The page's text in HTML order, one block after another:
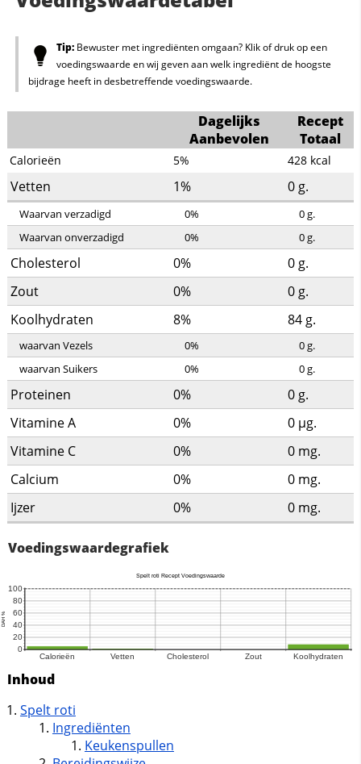
Tip:Bewuster met ingrediënten omgaan? Klik of druk op een
voedingswaarde en wij geven aan welk ingrediënt de hoogste
bijdrage heeft in desbetreffende voedingswaarde.
Dagelijks
Aanbevolen
Recept
Totaal
Calorieën 5% 428 kcal
Vetten 1% 0 g.
Waarvan verzadigd 0% 0g.
Waarvan onverzadigd
0% 0g.
Cholesterol 0% 0 g.
Zout
0% 0 g.
Koolhydraten
8% 84 g.
waarvan Vezels 0% 0g.
waarvan Suikers
0% 0g.
Proteinen 0% 0 g.
Vitamine A
0% 0 µg.
Vitamine C
0% 0 mg.
Calcium
0% 0 mg.
Ijzer
0% 0 mg.
Voedingswaardegrafiek
Inhoud
Spelt roti
Ingrediënten
Keukenspullen